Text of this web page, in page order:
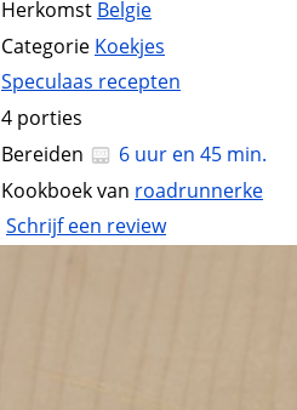
Herkomst Belgie
Categorie Koekjes
Speculaas recepten
4 porties
Bereiden
6 uur en 45 min.
Kookboek van roadrunnerke
Schrijf een review